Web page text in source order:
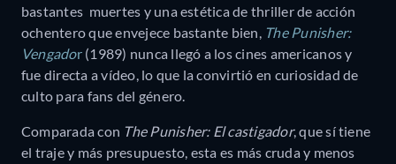
bastantes muertes y una estética de thriller de acción
ochentero que envejece bastante bien, The Punisher:
Vengador(1989) nunca llegó a los cines americanos y
fue directa a vídeo, lo que la convirtió en curiosidad de
culto para fans del género.
Comparada con The Punisher: El castigador, que sí tiene
el traje y más presupuesto, esta es más cruda y menos